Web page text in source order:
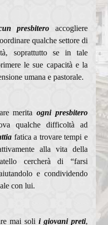
presbitero accogliere
qualche settore di
soprattutto se in tale
le sue capacità e la
umana e pastorale.
meritaogni presbitero
qualche difficoltà ad
fatica a trovare tempi e
alla vita della
cercherà di “farsi
e condividendo
con lui.
mai soli i giovani preti,